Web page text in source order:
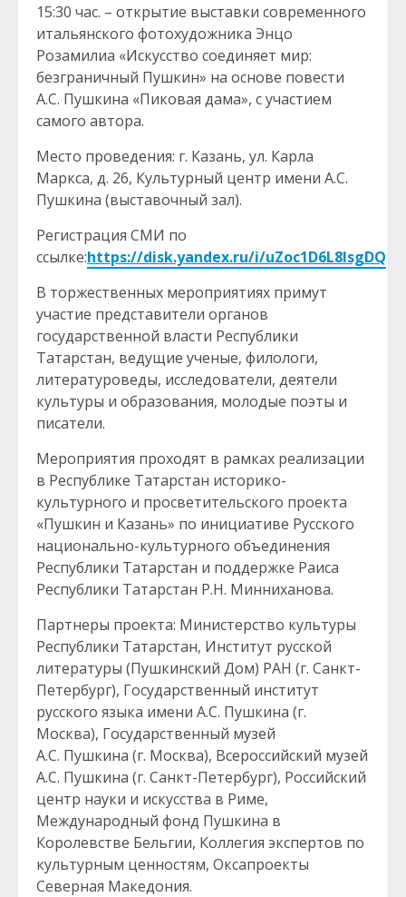
15:30 час. – открытие выставки современного
итальянского фотохудожника Энцо
Розамилиа «Искусство соединяет мир:
безграничный Пушкин» на основе повести
А.С. Пушкина «Пиковая дама», с участием
самого автора.
Место проведения: г. Казань, ул. Карла
Маркса, д. 26, Культурный центр имени А.С.
Пушкина (выставочный зал).
Регистрация СМИ по
ссылке:https://disk.yandex.ru/i/uZoc1D6L8lsgDQ
В торжественных мероприятиях примут
участие представители органов
государственной власти Республики
Татарстан, ведущие ученые, филологи,
литературоведы, исследователи, деятели
культуры и образования, молодые поэты и
писатели.
Мероприятия проходят в рамках реализации
в Республике Татарстан историко-
культурного и просветительского проекта
«Пушкин и Казань» по инициативе Русского
национально-культурного объединения
Республики Татарстан и поддержке Раиса
Республики Татарстан Р.Н. Минниханова.
Партнеры проекта: Министерство культуры
Республики Татарстан, Институт русской
литературы (Пушкинский Дом) РАН (г. Санкт-
Петербург), Государственный институт
русского языка имени А.С. Пушкина (г.
Москва), Государственный музей
А.С. Пушкина (г. Москва), Всероссийский музей
А.С. Пушкина (г. Санкт-Петербург), Российский
центр науки и искусства в Риме,
Международный фонд Пушкина в
Королевстве Бельгии, Коллегия экспертов по
культурным ценностям, Оксапроекты
Северная Македония.